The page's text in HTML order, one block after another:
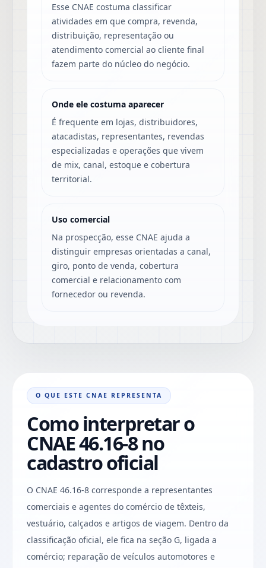
Esse CNAE costuma classificar
atividades em que compra, revenda,
distribuição, representação ou
atendimento comercial ao cliente final
fazem parte do núcleo do negócio.
Onde ele costuma aparecer
É frequente em lojas, distribuidores,
atacadistas, representantes, revendas
especializadas e operações que vivem
de mix, canal, estoque e cobertura
territorial.
Uso comercial
Na prospecção, esse CNAE ajuda a
distinguir empresas orientadas a canal,
giro, ponto de venda, cobertura
comercial e relacionamento com
fornecedor ou revenda.
O QUE ESTE CNAE REPRESENTA
Como interpretar o
CNAE 46.16-8 no
cadastro oficial
O CNAE 46.16-8 corresponde a representantes
comerciais e agentes do comércio de têxteis,
vestuário, calçados e artigos de viagem. Dentro da
classificação oficial, ele fica na seção G, ligada a
comércio; reparação de veículos automotores e